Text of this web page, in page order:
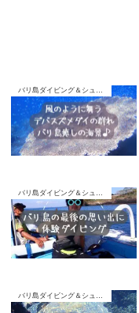
バリ島ダイビング＆シュノーケリング
バリ島ダイビング＆シュノーケリング